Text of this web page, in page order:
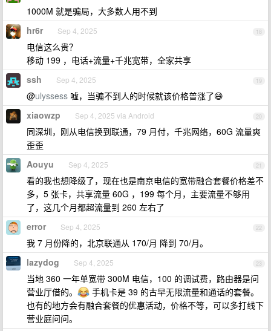
1000M 就是骗局，大多数人用不到
18
hr6r Sep 4, 2025
电信这么贵？
移动 199 ，电话+流量+千兆宽带，全家共享
19
ssh Sep 4, 2025
@ulyssess 嘘，当骗不到人的时候就该价格普涨了😄
20
xiaowzp Sep 4, 2025 via Android
同深圳，刚从电信换到联通，79 月付，千兆网络，60G 流量爽
歪歪
21
Aouyu Sep 4, 2025
看的我也想降级了，现在也是南京电信的宽带融合套餐价格差不
多，5 张卡，共享流量 60G ，199 每个月，主要流量不够用
了，这几个月都超流量到 260 左右了
22
error Sep 4, 2025
我 7 月份降的，北京联通从 170/月 降到 70/月。
23
lazydog Sep 4, 2025
当地 360 一年单宽带 300M 电信，100 的调试费，路由器是问
营业厅借的。
手机卡是 39 的古早无限流量和通话的套餐。
也有的地方会有融合套餐的优惠活动，价格不等，可以多打线下
营业庭问问。